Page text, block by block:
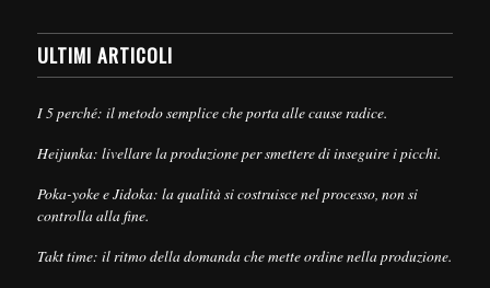
ULTIMI ARTICOLI
I 5 perché: il metodo semplice che porta alle cause radice.
Heijunka: livellare la produzione per smettere di inseguire i picchi.
Poka-yoke e Jidoka: la qualità si costruisce nel processo, non si
controlla alla fine.
Takt time: il ritmo della domanda che mette ordine nella produzione.